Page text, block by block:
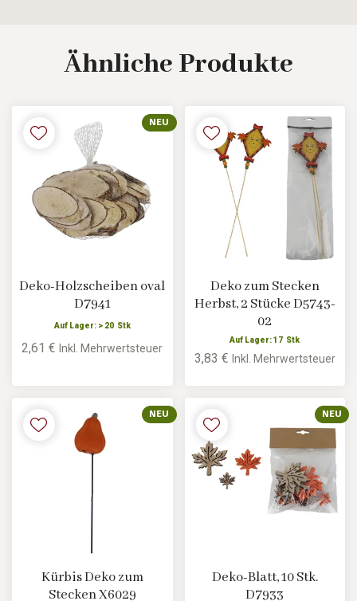
Ähnliche Produkte
NEU
Deko-Holzscheiben oval
D7941
Auf Lager: > 20 Stk
2,61 €Inkl. Mehrwertsteuer
Deko zum Stecken
Herbst, 2 Stücke D5743-
02
Auf Lager: 17 Stk
3,83 € Inkl. Mehrwertsteuer
NEU
Kürbis Deko zum
Stecken X6029
NEU
Deko-Blatt, 10 Stk.
D7933